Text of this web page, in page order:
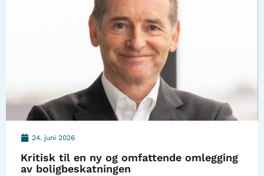
24. juni 2026
Kritisk til en ny og omfattende omlegging
av boligbeskatningen